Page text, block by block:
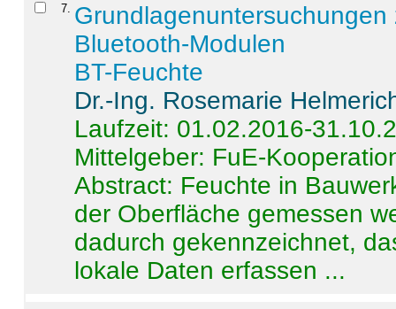
7
Bluetooth-Modulen
BT-Feuchte
Dr.-Ing. Rosemarie
Laufzeit: 01.02.2016-
Mittelgeber: FuE-
Abstract: Feuchte in
der Oberfläche gemessen
dadurch gekennzeichnet,
lokale Daten erfassen ...